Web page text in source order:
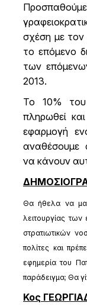
σχέση με
το επόμενο
των
2013.
Το 10% του
πληρωθεί
εφαρμογή
αναθέσουμε
να κάνουν
Θα ήθελα να
λειτουργίας
στρατιωτικών
πολίτες και
εφημερία του
παράδειγμα; Θα
Κος